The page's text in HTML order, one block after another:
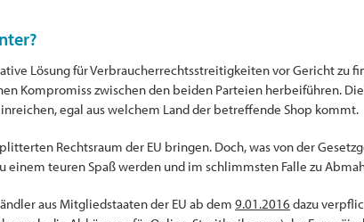
Lösung für Verbraucherrechtsstreitigkeiten vor Gericht zu
Kompromiss zwischen den beiden Parteien herbeiführen.
egal aus welchem Land der betreffende Shop kommt.
Rechtsraum der EU bringen. Doch, was von der
teuren Spaß werden und im schlimmsten Falle zu
aus Mitgliedstaaten der EU ab dem 9.01.2016dazu